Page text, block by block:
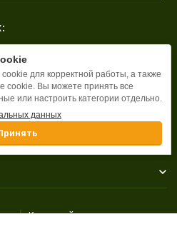
Карта сайта
для корректной работы, а также
cookie. Вы можете принять все
или настроить категории отдельно.
данных